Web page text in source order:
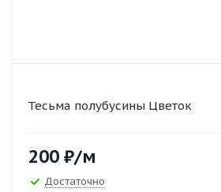
Тесьма полубусины Цветок
200 ₽/м
Достаточно